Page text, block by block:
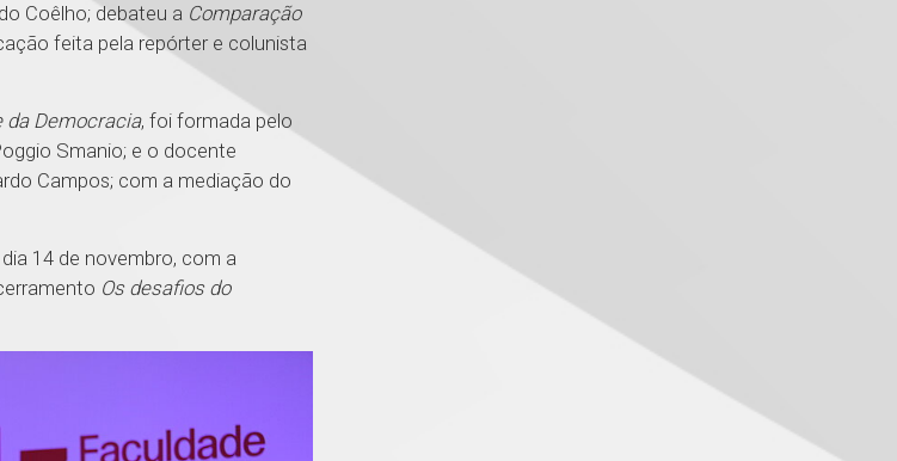
Coêlho; debateu a Comparação
feita pela repórter e colunista
da Democracia, foi formada pelo
Smanio; e o docente
Campos; com a mediação do
14 de novembro, com a
Os desafios do
Mackenzie recepciona os
semestre de 2026